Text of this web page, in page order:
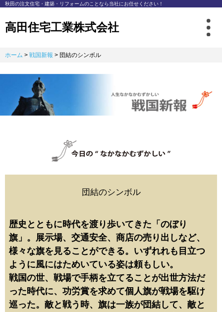
秋⽥の注⽂住宅・建築・リフォームのことなら当社にお任せください！
高田住宅工業株式会社
ホーム > 戦国新報 > 団結のシンボル
団結のシンボル
歴史とともに時代を渡り歩いてきた「のぼり
旗」。展示場、交通安全、商店の売り出しなど、
様々な旗を見ることができる。いずれれも目立つ
ように風にはためいている姿は頼もしい。
戦国の世、戦場で手柄を立てることが出世方法だ
った時代に、功労賞を求めて個人旗が戦場を駆け
巡った。敵と戦う時、旗は一族が団結して、敵と